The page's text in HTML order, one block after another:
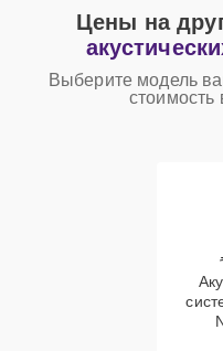
Цены на
Выберите модель
стоимость